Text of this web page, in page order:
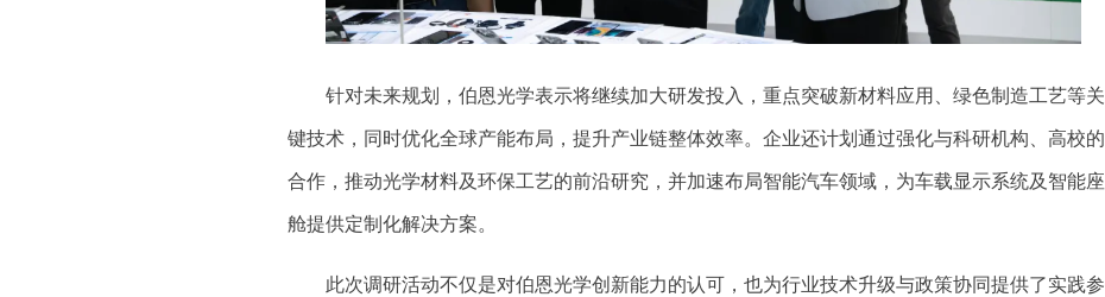
针对未来规划，伯恩光学表示将继续加大研发投入，重点突破新材料应用、绿色制造工艺等关
键技术，同时优化全球产能布局，提升产业链整体效率。企业还计划通过强化与科研机构、高校的
合作，推动光学材料及环保工艺的前沿研究，并加速布局智能汽车领域，为车载显示系统及智能座
舱提供定制化解决方案。
此次调研活动不仅是对伯恩光学创新能力的认可，也为行业技术升级与政策协同提供了实践参